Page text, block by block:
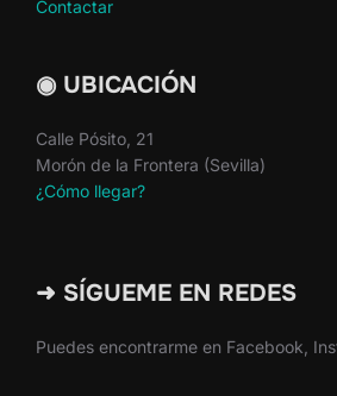
Contactar
◉ UBICACIÓN
Calle Pósito, 21
Morón de la Frontera (Sevilla)
¿Cómo llegar?
➜ SÍGUEME EN REDES
Puedes encontrarme en Facebook,